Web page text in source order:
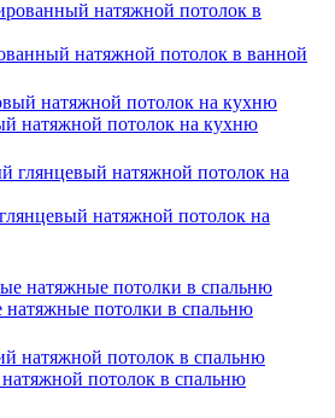
натяжной потолок в ванной
натяжной потолок на кухню
натяжной потолок на
потолки в спальню
потолок в спальню